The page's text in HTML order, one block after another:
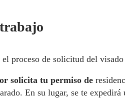
proceso de solicitud del
solicita tu permiso de
En su lugar, se te